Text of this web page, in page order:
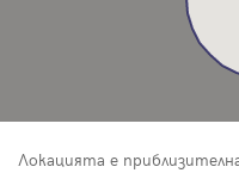
Локацията е